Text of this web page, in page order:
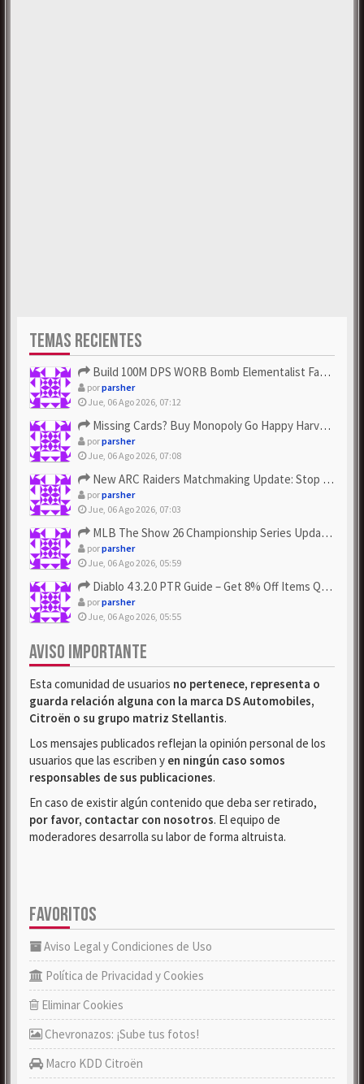
TEMAS RECIENTES
Build 100M DPS WORB Bomb Elementalist Fast - Grab POE Curren...
porparsher
Jue, 06 Ago 2026, 07:12
Missing Cards? Buy Monopoly Go Happy Harvest with Looney Tun...
porparsher
Jue, 06 Ago 2026, 07:08
New ARC Raiders Matchmaking Update: Stop Failed - Grab Bluep...
porparsher
Jue, 06 Ago 2026, 07:03
MLB The Show 26 Championship Series Update! Get Cheap & ...
porparsher
Jue, 06 Ago 2026, 05:59
Diablo 4 3.2.0 PTR Guide – Get 8% Off Items Quickly to Test ...
porparsher
Jue, 06 Ago 2026, 05:55
AVISO IMPORTANTE
Esta comunidad de usuarios no pertenece, representa o
guarda relación alguna con la marca DS Automobiles,
Citroën o su grupo matriz Stellantis.
Los mensajes publicados reflejan la opinión personal de los
usuarios que las escriben y en ningún caso somos
responsables de sus publicaciones.
En caso de existir algún contenido que deba ser retirado,
por favor, contactar con nosotros. El equipo de
moderadores desarrolla su labor de forma altruista.
FAVORITOS
Aviso Legal y Condiciones de Uso
Política de Privacidad y Cookies
Eliminar Cookies
Chevronazos: ¡Sube tus fotos!
Macro KDD Citroën